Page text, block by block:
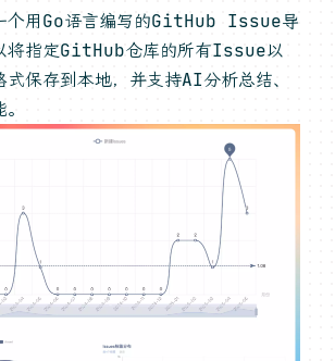
个用Go语言编写的GitHub Issue导
将指定GitHub仓库的所有Issue以
保存到本地，并支持AI分析总结、